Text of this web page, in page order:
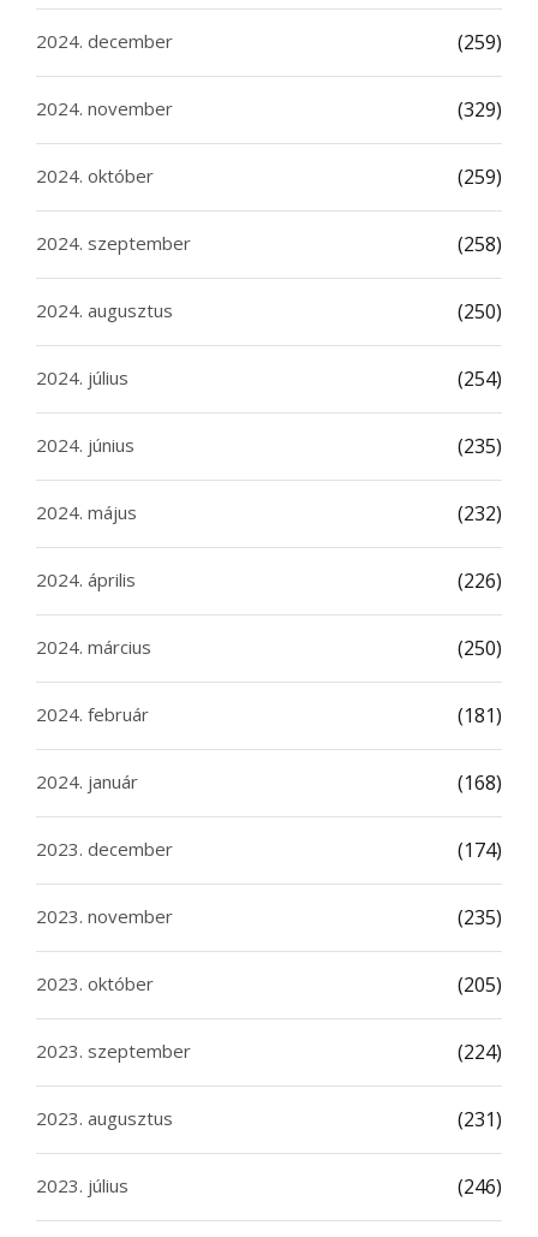
2024. december (259)
2024. november (329)
2024. október (259)
2024. szeptember (258)
2024. augusztus (250)
2024. július (254)
2024. június (235)
2024. május (232)
2024. április (226)
2024. március (250)
2024. február (181)
2024. január (168)
2023. december (174)
2023. november (235)
2023. október (205)
2023. szeptember (224)
2023. augusztus (231)
2023. július (246)